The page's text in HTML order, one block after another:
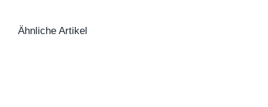
Ähnliche Artikel